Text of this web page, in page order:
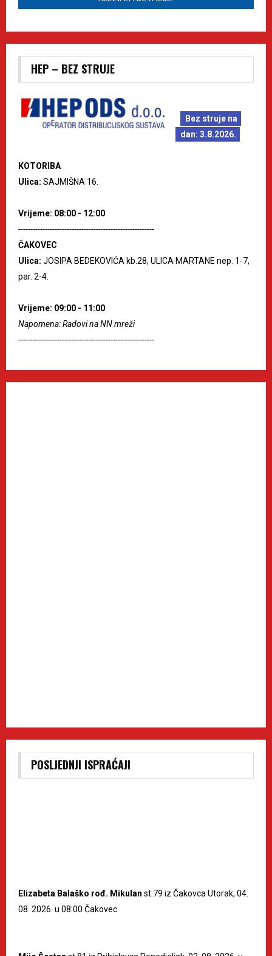
HEP – BEZ STRUJE
Bez struje na
dan: 3.8.2026.
KOTORIBA
Ulica: SAJMIŠNA 16.
Vrijeme: 08:00 - 12:00
--------------------------------------------------------
ČAKOVEC
Ulica: JOSIPA BEDEKOVIĆA kb.28, ULICA MARTANE nep. 1-7,
par. 2-4.
Vrijeme: 09:00 - 11:00
Napomena: Radovi na NN mreži
--------------------------------------------------------
POSLJEDNJI ISPRAĆAJI
Elizabeta Balaško rođ. Mikulan st.79 iz Čakovca Utorak, 04.
08. 2026. u 08:00 Čakovec